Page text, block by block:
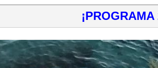
¡PROGRAMA